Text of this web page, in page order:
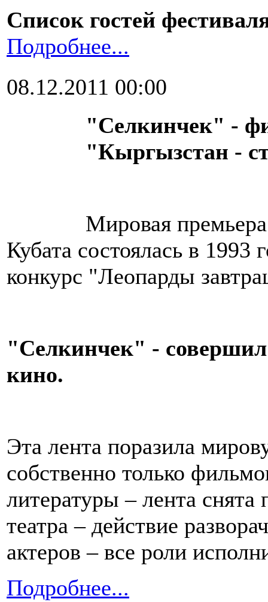
Список гостей
Подробнее...
08.12.2011 00:00
"Селкинчек" -
"Кыргызстан -
Мировая
Кубата состоялась в
конкурс "Леопарды
"Селкинчек" -
кино.
Эта лента поразила
собственно только
литературы – лента
театра – действие
актеров – все роли
Подробнее...